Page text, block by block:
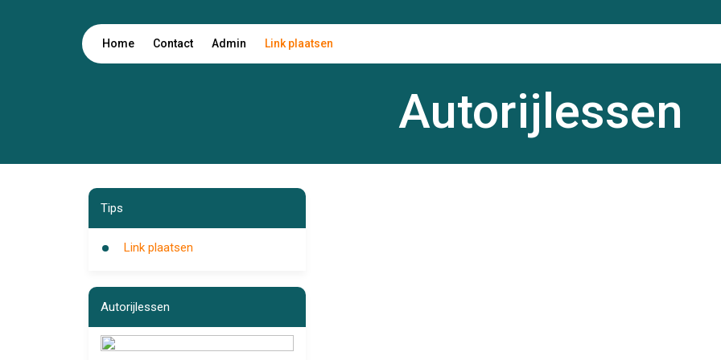
Home Contact Admin Link plaatsen
Autorijlessen
Tips
Link plaatsen
Autorijlessen